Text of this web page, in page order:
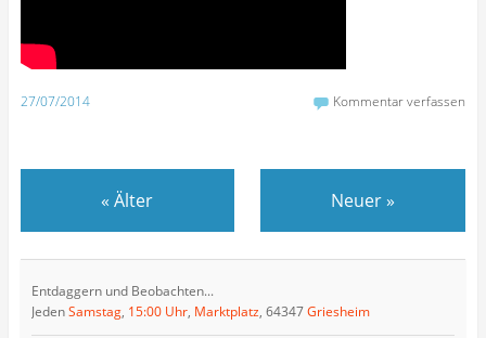
27/07/2014 Kommentar verfassen
« Älter Neuer»
Entdaggern und Beobachten...
JedenSamstag, 15:00 Uhr, Marktplatz, 64347Griesheim